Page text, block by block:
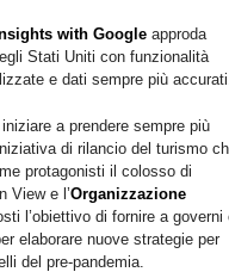
Google
arriva
negli
Uniti
with Google approda
Stati Uniti con funzionalità
e dati sempre più
a prendere sempre più
di rilancio del turismo
protagonisti il colosso di
View e l’Organizzazione
l’obiettivo di fornire a governi
elaborare nuove strategie per
del pre-pandemia.